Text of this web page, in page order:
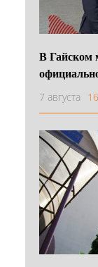
В Гайском
7 августа